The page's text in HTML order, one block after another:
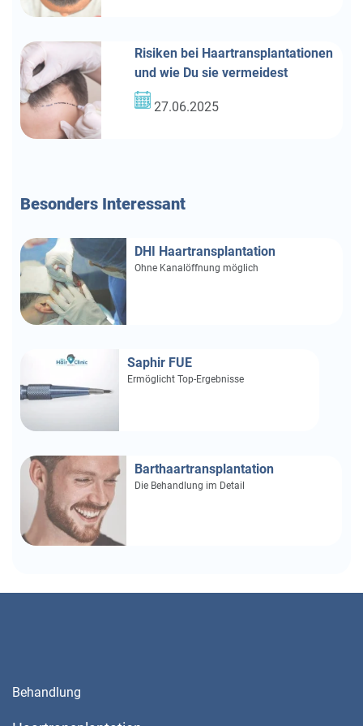
Risiken bei Haartransplantationen
und wie Du sie vermeidest
27.06.2025
Besonders Interessant
DHI Haartransplantation
Ohne Kanalöffnung möglich
Saphir FUE
Ermöglicht Top-Ergebnisse
Barthaartransplantation
Die Behandlung im Detail
Behandlung